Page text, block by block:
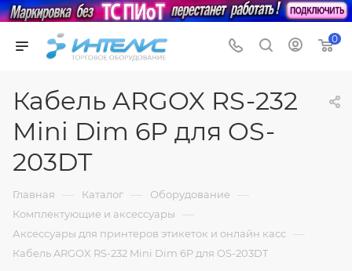
0
Кабель ARGOX RS-232
Mini Dim 6P для OS-
203DT
Главная — Каталог — Оборудование —
Комплектующие и аксессуары —
Аксессуары для принтеров этикеток и онлайн касс —
Кабель ARGOX RS-232 Mini Dim 6P для OS-203DT